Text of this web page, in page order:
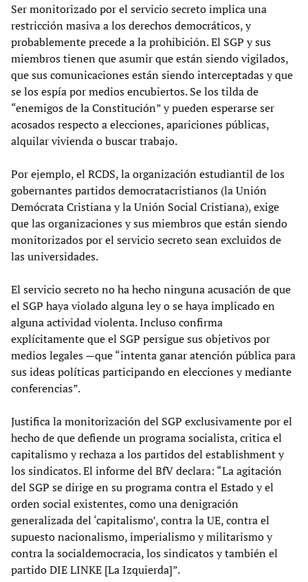
Ser monitorizado por el servicio secreto implica una
restricción masiva a los derechos democráticos, y
probablemente precede a la prohibición. El SGP y sus
miembros tienen que asumir que están siendo vigilados,
que sus comunicaciones están siendo interceptadas y que
se los espía por medios encubiertos. Se los tilda de
“enemigos de la Constitución” y pueden esperarse ser
acosados respecto a elecciones, apariciones públicas,
alquilar vivienda o buscar trabajo.
Por ejemplo, el RCDS, la organización estudiantil de los
gobernantes partidos democratacristianos (la Unión
Demócrata Cristiana y la Unión Social Cristiana), exige
que las organizaciones y sus miembros que están siendo
monitorizados por el servicio secreto sean excluidos de
las universidades.
El servicio secreto no ha hecho ninguna acusación de que
el SGP haya violado alguna ley o se haya implicado en
alguna actividad violenta. Incluso confirma
explícitamente que el SGP persigue sus objetivos por
medios legales —que “intenta ganar atención pública para
sus ideas políticas participando en elecciones y mediante
conferencias”.
Justifica la monitorización del SGP exclusivamente por el
hecho de que defiende un programa socialista, critica el
capitalismo y rechaza a los partidos del establishment y
los sindicatos. El informe del BfV declara: “La agitación
del SGP se dirige en su programa contra el Estado y el
orden social existentes, como una denigración
generalizada del ‘capitalismo’, contra la UE, contra el
supuesto nacionalismo, imperialismo y militarismo y
contra la socialdemocracia, los sindicatos y también el
partido DIE LINKE [La Izquierda]”.